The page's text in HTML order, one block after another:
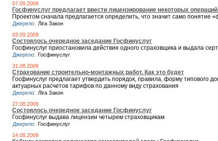
07.09.2009
Госфинуслуг предлагает ввести лицензирование некоторых
Проектом сначала предлагается определить, что значит само понятие
Джерело: Ліга Закон
03.09.2009
Состоялось очередное заседание Госфинуслуг
Госфинуслуг приостановила действия одного страховщика и выдала
Джерело: Госфинуслуг
31.08.2009
Страхование строительно-монтажных работ. Как это будет
Госфинуслуг предлагает утвердить порядок, правила, форму типового
актуарных расчетов тарифов по данному виду страхования
Джерело: Ліга Закон
27.08.2009
Состоялось очередное заседание Госфинуслуг
Госфинуслуг выдава лицензии четырем страховщикам
Джерело: Госфинуслуг
14.08.2009